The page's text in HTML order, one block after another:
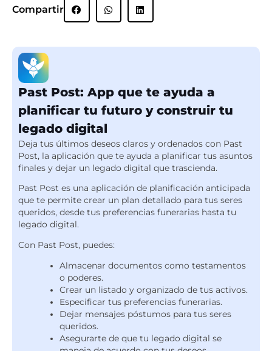
Compartir
Past Post: App que te ayuda a
planificar tu futuro y construir tu
legado digital
Deja tus últimos deseos claros y ordenados con Past
Post, la aplicación que te ayuda a planificar tus asuntos
finales y dejar un legado digital que trascienda.
Past Post es una aplicación de planificación anticipada
que te permite crear un plan detallado para tus seres
queridos, desde tus preferencias funerarias hasta tu
legado digital.
Con Past Post, puedes:
Almacenar documentos como testamentos
o poderes.
Crear un listado y organizado de tus activos.
Especificar tus preferencias funerarias.
Dejar mensajes póstumos para tus seres
queridos.
Asegurarte de que tu legado digital se